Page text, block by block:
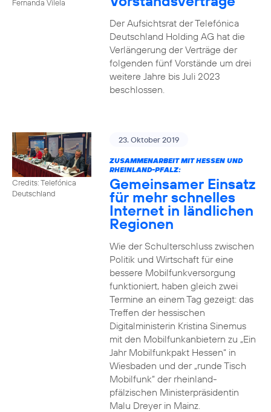
Fernanda Vilela
Der Aufsichtsrat der Telefónica
Deutschland Holding AG hat die
Verlängerung der Verträge der
folgenden fünf Vorstände um drei
weitere Jahre bis Juli 2023
beschlossen.
Credits: Telefónica
Deutschland
23. Oktober 2019
ZUSAMMENARBEIT MIT HESSEN UND
RHEINLAND-PFALZ:
Gemeinsamer Einsatz
für mehr schnelles
Internet in ländlichen
Regionen
Wie der Schulterschluss zwischen
Politik und Wirtschaft für eine
bessere Mobilfunkversorgung
funktioniert, haben gleich zwei
Termine an einem Tag gezeigt: das
Treffen der hessischen
Digitalministerin Kristina Sinemus
mit den Mobilfunkanbietern zu „Ein
Jahr Mobilfunkpakt Hessen“ in
Wiesbaden und der „runde Tisch
Mobilfunk“ der rheinland-
pfälzischen Ministerpräsidentin
Malu Dreyer in Mainz.